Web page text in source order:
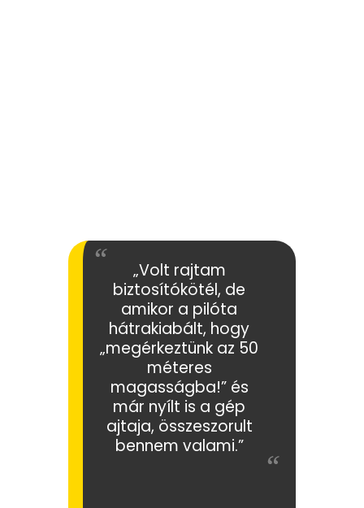
„Volt rajtam
biztosítókötél, de
amikor a pilóta
hátrakiabált, hogy
„megérkeztünk az 50
méteres
magasságba!” és
már nyílt is a gép
ajtaja, összeszorult
bennem valami.”